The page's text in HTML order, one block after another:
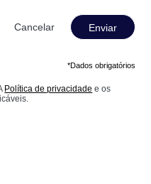
Enviar
*Dados obrigatórios
Política de privacidade e os